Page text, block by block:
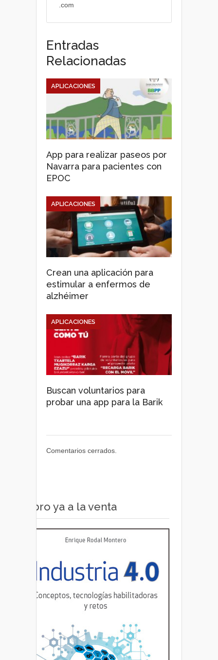
.com
Entradas
Relacionadas
App para realizar paseos por
Navarra para pacientes con
EPOC
APLICACIONES
Crean una aplicación para
estimular a enfermos de
alzhéimer
APLICACIONES
Buscan voluntarios para
probar una app para la Barik
APLICACIONES
Comentarios cerrados.
Libro ya a la venta